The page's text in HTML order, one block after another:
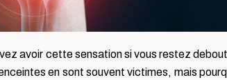
avoir cette sensation si vous restez
en sont souvent victimes, mais